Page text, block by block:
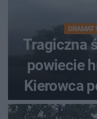
DRAMAT
Tragiczna
powiecie
Kierowca